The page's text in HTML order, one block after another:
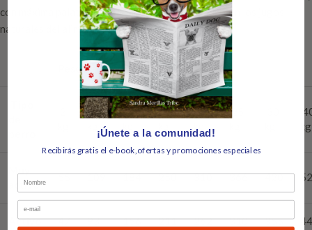
con máxima palatabilidad, elaborada únicamente con los jugos
naturales del alimento. Sin tratamientos químicos.
Peso del perro
5
10
15
20
kg
25
kg
Muy
activo
55 109 184 250 310 366 420
Activo 47 93 156 211 262 310 355
¡Únete a la comunidad!
Recibirás gratis el e-book,ofertas y promociones especiales
Nombre
Email